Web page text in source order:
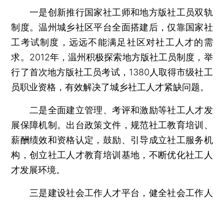
一是创新推行国家社工师和地方版社工员双轨
制度。温州城乡社区平台全面搭建后，仅靠国家社
工考试制度，远远不能满足社区对社工人才的需
求。2012年，温州积极探索地方版社工员制度，举
行了首次地方版社工员考试，1380人取得市级社工
员职业资格，有效解决了城乡社工人才紧缺问题。
二是全面建立管理、考评和激励等社工人才发
展保障机制。出台政策文件，规范社工教育培训、
薪酬绩效和资格认定，鼓励、引导成立社工服务机
构，创立社工人才教育培训基地，不断优化社工人
才发展环境。
三是建设社会工作人才平台，健全社会工作人